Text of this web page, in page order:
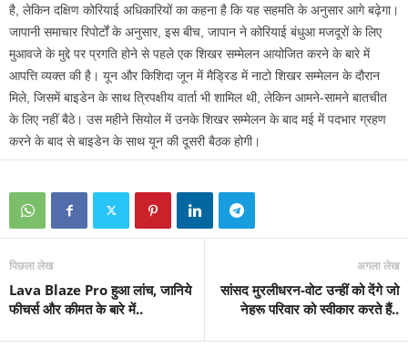
है, लेकिन दक्षिण कोरियाई अधिकारियों का कहना है कि यह सहमति के अनुसार आगे बढ़ेगा।
जापानी समाचार रिपोर्टों के अनुसार, इस बीच, जापान ने कोरियाई बंधुआ मजदूरों के लिए
मुआवजे के मुद्दे पर प्रगति होने से पहले एक शिखर सम्मेलन आयोजित करने के बारे में
आपत्ति व्यक्त की है। यून और किशिदा जून में मैड्रिड में नाटो शिखर सम्मेलन के दौरान
मिले, जिसमें बाइडेन के साथ त्रिपक्षीय वार्ता भी शामिल थी, लेकिन आमने-सामने बातचीत
के लिए नहीं बैठे। उस महीने सियोल में उनके शिखर सम्मेलन के बाद मई में पदभार ग्रहण
करने के बाद से बाइडेन के साथ यून की दूसरी बैठक होगी।
पिछला लेख
Lava Blaze Pro हुआ लांच, जानिये
फीचर्स और कीमत के बारे में..
अगला लेख
सांसद मुरलीधरन-वोट उन्हीं को देंगे जो
नेहरू परिवार को स्वीकार करते हैं..